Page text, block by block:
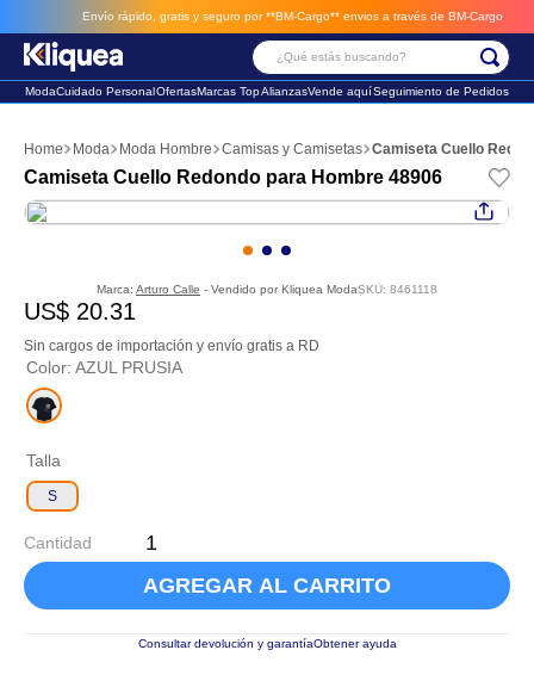
Envío rápido, gratis y seguro por **BM-Cargo** envios a través de BM-Cargo
¿Qué estás buscando?
ModaCuidado PersonalOfertasMarcas TopAlianzasVende aquíSeguimiento de Pedidos
Moda Moda Hombre Camisas y Camisetas Camiseta Cuello
Camiseta Cuello Redondo para Hombre 48906
Marca: Arturo Calle - Vendido por Kliquea ModaSKU: 8461118
US$ 20.31
Sin cargos de importación y envío gratis a RD
Color: AZUL PRUSIA
Talla
S
Cantidad
AGREGAR AL CARRITO
Consultar devolución y garantíaObtener ayuda
2. futbol